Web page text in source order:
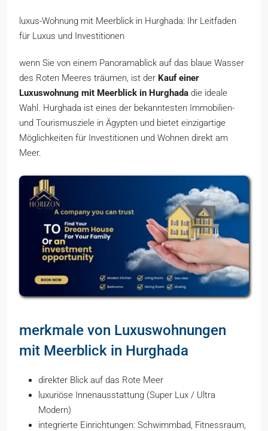
luxus-Wohnung mit Meerblick in Hurghada: Ihr Leitfaden
für Luxus und Investitionen
wenn Sie von einem Panoramablick auf das blaue Wasser
des Roten Meeres träumen, ist der Kauf einer
Luxuswohnung mit Meerblick in Hurghada die ideale
Wahl. Hurghada ist eines der bekanntesten Immobilien-
und Tourismusziele in Ägypten und bietet einzigartige
Möglichkeiten für Investitionen und Wohnen direkt am
Meer.
merkmale von Luxuswohnungen
mit Meerblick in Hurghada
direkter Blick auf das Rote Meer
luxuriöse Innenausstattung (Super Lux / Ultra
Modern)
integrierte Einrichtungen: Schwimmbad, Fitnessraum,